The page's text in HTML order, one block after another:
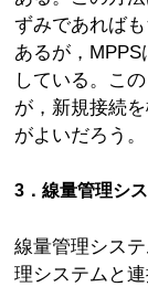
ずみであれば
あるが，
している。こ
が，新規接続
がよいだろう。
3．線量管理シ
線量管理シス
理システムと